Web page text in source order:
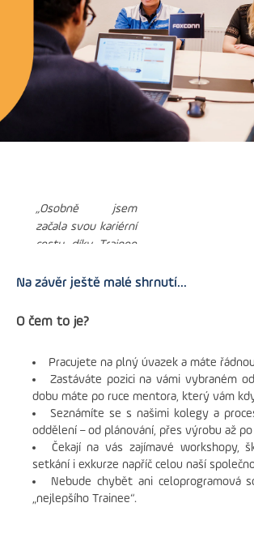
„Osobně jsem
začala svou kariérní
cestu díky Trainee
příležitost, kterou
všem, protože
možnost osahat si
více věcí, dozvědět
se více o celkovém
fungování, potkat
se zajímavými
lidmi.
Tak co, přidáš
se k nám?
dodává
Pavlína.
Na závěr ještě malé shrnutí...
O čem to je?
Pracujete na plný úvazek a máte
Zastáváte pozici na vámi vybraném
dobu máte po ruce mentora, který vám
Seznámíte se s našimi kolegy a
oddělení – od plánování, přes výrobu až
Čekají na vás zajímavé workshopy,
setkání i exkurze napříč celou naší
Nebude chybět ani celoprogramová
„nejlepšího Trainee“.